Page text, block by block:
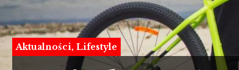
Aktualności Lifestyle